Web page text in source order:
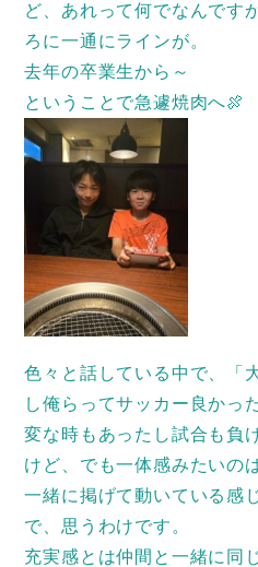
ど、あれって何でなんです
ろに一通にラインが。
去年の卒業生から～
ということで急遽焼肉へ🍖
色々と話している中で、「
し俺らってサッカー良かっ
変な時もあったし試合も負
けど、でも一体感みたいの
一緒に掲げて動いている感
で、思うわけです。
充実感とは仲間と一緒に同